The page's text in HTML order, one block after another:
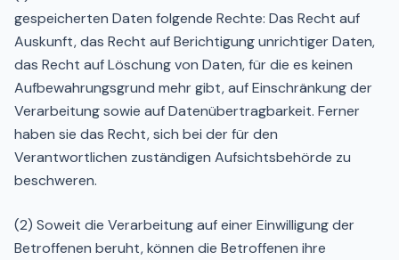
gespeicherten Daten folgende Rechte: Das Recht auf
Auskunft, das Recht auf Berichtigung unrichtiger Daten,
das Recht auf Löschung von Daten, für die es keinen
Aufbewahrungsgrund mehr gibt, auf Einschränkung der
Verarbeitung sowie auf Datenübertragbarkeit. Ferner
haben sie das Recht, sich bei der für den
Verantwortlichen zuständigen Aufsichtsbehörde zu
beschweren.
(2) Soweit die Verarbeitung auf einer Einwilligung der
Betroffenen beruht, können die Betroffenen ihre